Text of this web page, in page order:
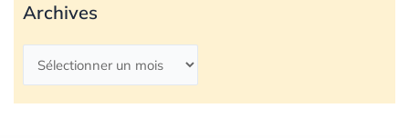
Archives